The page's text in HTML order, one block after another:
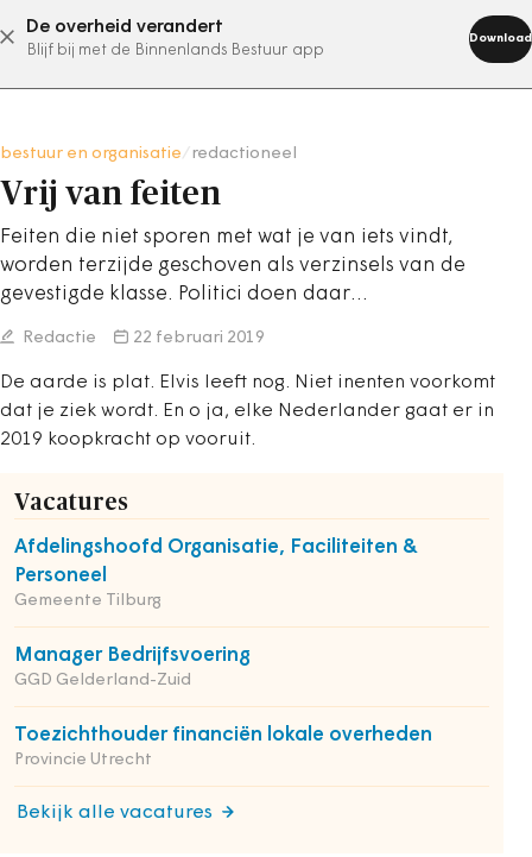
De overheid verandert
Blijf bij met de Binnenlands Bestuur app
Download
abonneer nu
bestuur en organisatie redactioneel
Vrij van feiten
Feiten die niet sporen met wat je van iets vindt,
worden terzijde geschoven als verzinsels van de
gevestigde klasse. Politici doen daar…
Redactie 22 februari 2019
De aarde is plat. Elvis leeft nog. Niet inenten voorkomt
dat je ziek wordt. En o ja, elke Nederlander gaat er in
2019 koopkracht op vooruit.
Vacatures
Afdelingshoofd Organisatie, Faciliteiten &
Personeel
Gemeente Tilburg
Manager Bedrijfsvoering
GGD Gelderland-Zuid
Toezichthouder financiën lokale overheden
Provincie Utrecht
Bekijk alle vacatures